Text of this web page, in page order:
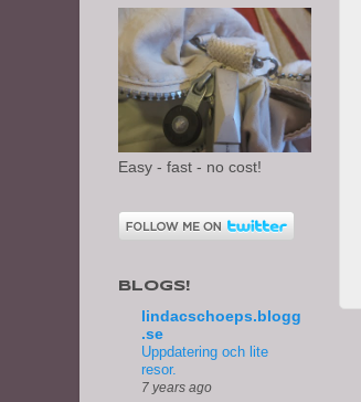
Easy - fast - no cost!
BLOGS!
lindacschoeps.blogg
.se
Uppdatering och lite
resor.
7 years ago